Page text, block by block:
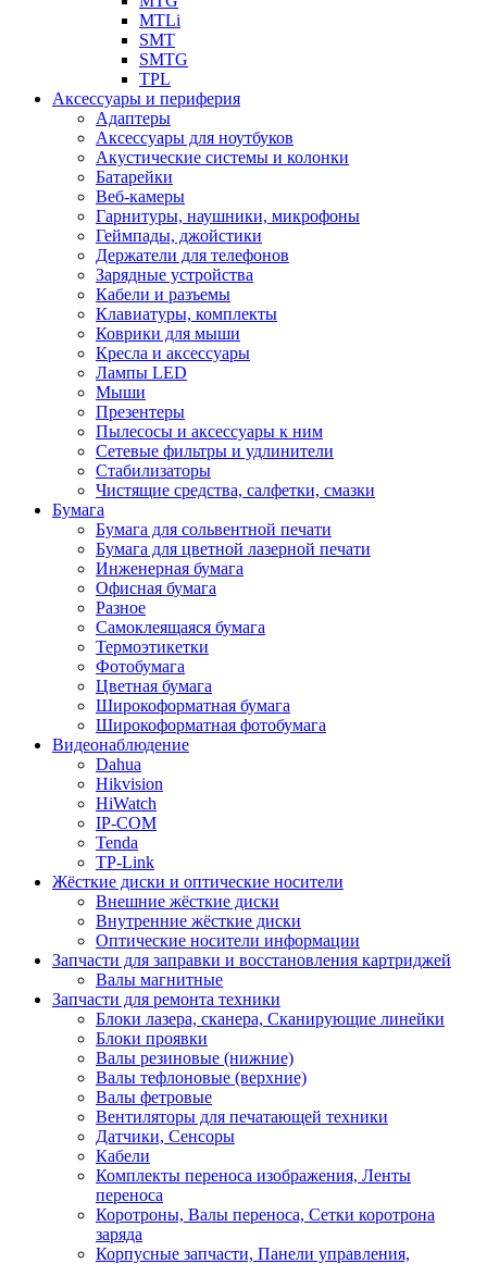
MTLi
SMT
SMTG
TPL
Аксессуары и периферия
Адаптеры
Аксессуары для ноутбуков
Акустические системы и колонки
Батарейки
Веб-камеры
Гарнитуры, наушники, микрофоны
Геймпады, джойстики
Держатели для телефонов
Зарядные устройства
Кабели и разъемы
Клавиатуры, комплекты
Коврики для мыши
Кресла и аксессуары
Лампы LED
Мыши
Презентеры
Пылесосы и аксессуары к ним
Сетевые фильтры и удлинители
Стабилизаторы
Чистящие средства, салфетки, смазки
Бумага
Бумага для сольвентной печати
Бумага для цветной лазерной печати
Инженерная бумага
Офисная бумага
Разное
Самоклеящаяся бумага
Термоэтикетки
Фотобумага
Цветная бумага
Широкоформатная бумага
Широкоформатная фотобумага
Видеонаблюдение
Dahua
Hikvision
HiWatch
IP-COM
Tenda
TP-Link
Жёсткие диски и оптические носители
Внешние жёсткие диски
Внутренние жёсткие диски
Оптические носители информации
Запчасти для заправки и восстановления картриджей
Валы магнитные
Запчасти для ремонта техники
Блоки лазера, сканера, Сканирующие линейки
Блоки проявки
Валы резиновые (нижние)
Валы тефлоновые (верхние)
Валы фетровые
Вентиляторы для печатающей техники
Датчики, Сенсоры
Кабели
Комплекты переноса изображения, Ленты
переноса
Коротроны, Валы переноса, Сетки коротрона
заряда
Корпусные запчасти, Панели управления,